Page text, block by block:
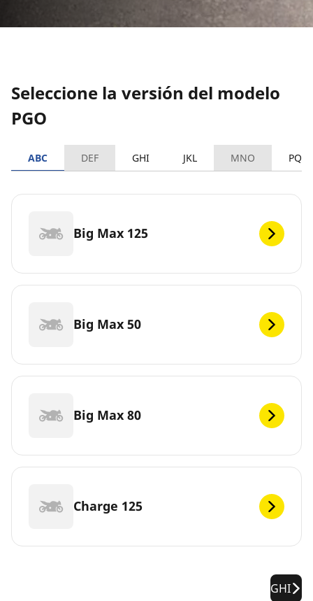
Seleccione la versión del modelo
PGO
ABC DEF GHI JKL MNO PQRS
Big Max 125
Big Max 50
Big Max 80
Charge 125
GHI